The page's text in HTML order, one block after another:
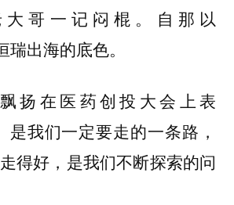
哥一记闷棍。自那以
瑞出海的底色。
扬在医药创投大会上表
是我们一定要走的一条路，
得好，是我们不断探索的问